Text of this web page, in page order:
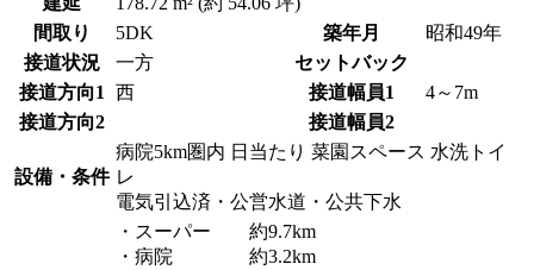
間取り
5DK 築年月
昭和49年
接道状況
一方
セットバック
接道方向1
西 接道幅員1
4～7m
接道方向2
接道幅員2
設備・条件
病院5km圏内 日当たり 菜園スペース 水洗トイ
レ
電気引込済・公営水道・公共下水
・スーパー 約9.7km
・病院 約3.2km